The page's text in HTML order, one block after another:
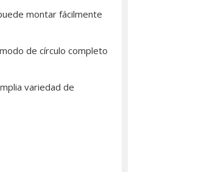
montar fácilmente
de círculo completo
variedad de